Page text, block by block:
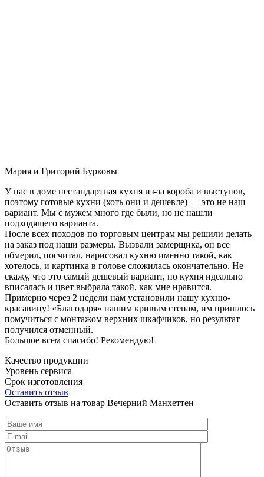
Мария и Григорий Бурковы
У нас в доме нестандартная кухня из-за короба и выступов,
поэтому готовые кухни (хоть они и дешевле) — это не наш
вариант. Мы с мужем много где были, но не нашли
подходящего варианта.
После всех походов по торговым центрам мы решили делать
на заказ под наши размеры. Вызвали замерщика, он все
обмерил, посчитал, нарисовал кухню именно такой, как
хотелось, и картинка в голове сложилась окончательно. Не
скажу, что это самый дешевый вариант, но кухня идеально
вписалась и цвет выбрала такой, как мне нравится.
Примерно через 2 недели нам установили нашу кухню-
красавицу! «Благодаря» нашим кривым стенам, им пришлось
помучиться с монтажом верхних шкафчиков, но результат
получился отменный.
Большое всем спасибо! Рекомендую!
Качество продукции
Уровень сервиса
Срок изготовления
Оставить отзыв
Оставить отзыв на товар Вечерний Манхеттен